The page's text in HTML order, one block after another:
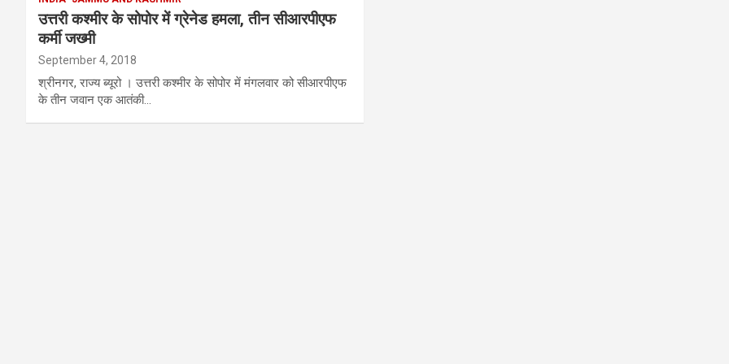
उत्तरी कश्मीर के सोपोर में ग्रेनेड हमला, तीन सीआरपीएफ
कर्मी जख्मी
September 4, 2018
श्रीनगर, राज्य ब्यूरो । उत्तरी कश्मीर के सोपोर में मंगलवार को सीआरपीएफ
के तीन जवान एक आतंकी…